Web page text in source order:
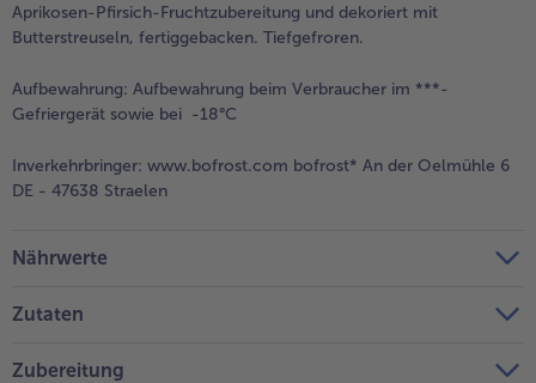
Aprikosen-Pfirsich-Fruchtzubereitung und dekoriert mit
Butterstreuseln, fertiggebacken. Tiefgefroren.
Aufbewahrung: Aufbewahrung beim Verbraucher im ***-
Gefriergerät sowie bei -18°C
Inverkehrbringer: www.bofrost.com bofrost* An der Oelmühle 6
DE - 47638 Straelen
Nährwerte
Zutaten
Zubereitung